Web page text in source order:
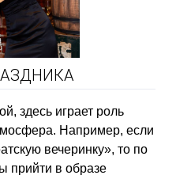
здесь играет роль
Например, если
вечеринку», то по
прийти в образе